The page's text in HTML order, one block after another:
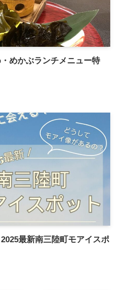
めかぶランチメニュー特
最新南三陸町モアイスポ